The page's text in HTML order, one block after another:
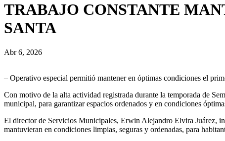
TRABAJO CONSTANTE
SANTA
Abr 6, 2026
– Operativo especial permitió mantener en óptimas condiciones el
Con motivo de la alta actividad registrada durante la temporada de
municipal, para garantizar espacios ordenados y en condiciones
El director de Servicios Municipales, Erwin Alejandro Elvira Juárez,
mantuvieran en condiciones limpias, seguras y ordenadas, para